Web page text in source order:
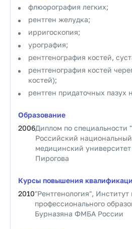
флюорография легких;
рентген желудка;
ирригоскопия;
урография;
рентгенография костей,
рентгенография костей
костей);
рентген придаточных пазух
Образование
2006Диплом по специальности
Российский
медицинский
Пирогова
Курсы повышения
2010"Рентгенология",
профессионального
Бурназяна ФМБА России